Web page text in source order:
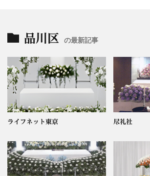
品川区 の最新記事
ライフネット東京 尽礼社